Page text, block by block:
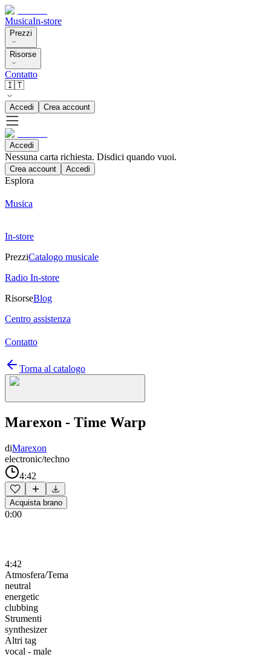
MusicaIn-store
Prezzi
Risorse
Contatto
🇮🇹
Accedi Crea account
Accedi
Nessuna carta richiesta. Disdici quando vuoi.
Crea account Accedi
Esplora
Musica
In-store
PrezziCatalogo musicale
Radio In-store
RisorseBlog
Centro assistenza
Contatto
Torna al catalogo
Marexon - Time Warp
diMarexon
electronic/techno
4:42
Acquista brano
0:00
4:42
Atmosfera/Tema
neutral
energetic
clubbing
Strumenti
synthesizer
Altri tag
vocal - male